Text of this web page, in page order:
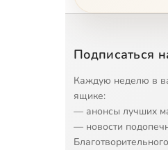
14
16 Серебряный
17 Смерть и
18
Подписаться
Каждую неделю в
ящике:
— анонсы лучших
— новости